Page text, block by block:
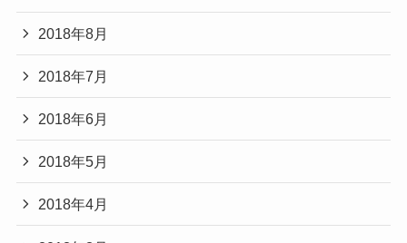
2018年8月
2018年7月
2018年6月
2018年5月
2018年4月